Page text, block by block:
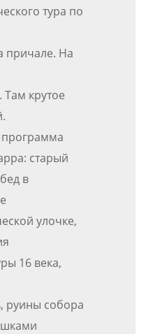
тура по
причале. На
крутое
старый
в
улочке,
16 века,
руины собора